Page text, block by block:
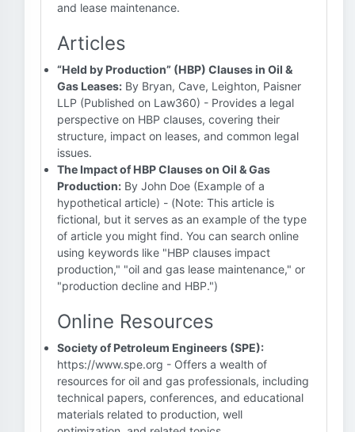
and lease maintenance.
Articles
“Held by Production” (HBP) Clauses in Oil &
Gas Leases: By Bryan, Cave, Leighton, Paisner
LLP (Published on Law360) - Provides a legal
perspective on HBP clauses, covering their
structure, impact on leases, and common legal
issues.
The Impact of HBP Clauses on Oil & Gas
Production: By John Doe (Example of a
hypothetical article) - (Note: This article is
fictional, but it serves as an example of the type
of article you might find. You can search online
using keywords like "HBP clauses impact
production," "oil and gas lease maintenance," or
"production decline and HBP.")
Online Resources
Society of Petroleum Engineers (SPE):
https://www.spe.org - Offers a wealth of
resources for oil and gas professionals, including
technical papers, conferences, and educational
materials related to production, well